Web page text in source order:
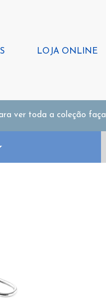
LOJA ONLINE
ver toda a coleção faça